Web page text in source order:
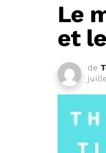
Le
et
de